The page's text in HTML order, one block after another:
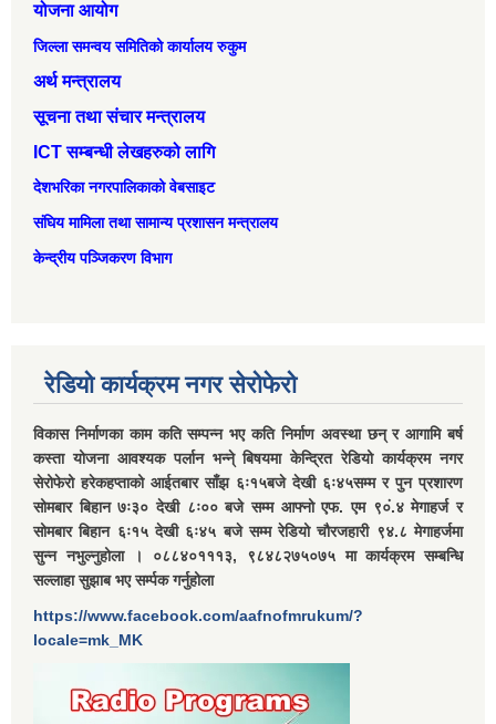
योजना आयोग
जिल्ला समन्वय समितिको कार्यालय रुकुम
अर्थ मन्त्रालय
सूचना तथा संचार मन्त्रालय
ICT सम्बन्धी लेखहरुको लागि
देशभरिका नगरपालिकाको वेबसाइट
संघिय मामिला तथा सामान्‍य प्रशासन मन्त्रालय
केन्द्रीय पञ्जिकरण विभाग
रेडियो कार्यक्रम नगर सेरोफेरो
विकास निर्माणका काम कति सम्पन्न भए कति निर्माण अवस्था छन् र आगामि बर्ष
कस्ता योजना आवश्यक पर्लान भन्ने् बिषयमा केन्द्रित रेडियो कार्यक्रम नगर
सेरोफेरो हरेकहप्ताको आईतबार साँझ ६ः१५बजे देखी ६ः४५सम्म र पुन प्रशारण
सोमबार बिहान ७ः३० देखी ८ः०० बजे सम्म आफ्नो एफ. एम ९०ं.४ मेगाहर्ज र
सोमबार बिहान ६ः१५ देखी ६ः४५ बजे सम्म रेडियो चौरजहारी ९४.८ मेगाहर्जमा
सुन्न नभुल्नुहोला । ०८८४०१११३, ९८४८२७५०७५ मा कार्यक्रम सम्बन्धि
सल्लाहा सुझाब भए सर्म्पक गर्नुहोला
https://www.facebook.com/aafnofmrukum/?
locale=mk_MK